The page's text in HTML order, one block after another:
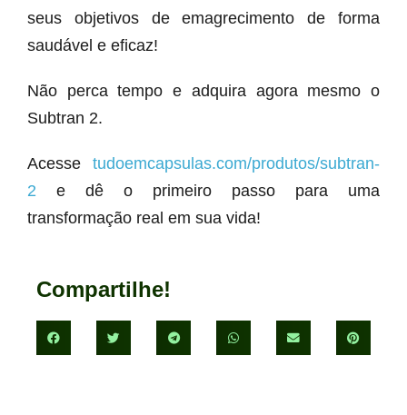
seus objetivos de emagrecimento de forma
saudável e eficaz!
Não perca tempo e adquira agora mesmo o
Subtran 2.
Acesse tudoemcapsulas.com/produtos/subtran-
2 e dê o primeiro passo para uma
transformação real em sua vida!
Compartilhe!